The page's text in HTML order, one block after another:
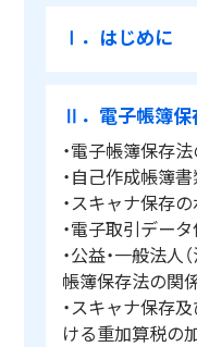
Ⅰ．はじめに
Ⅱ．電子帳簿
・電子帳簿保存
・自己作成帳簿
・スキャナ保存
・電子取引デー
・公益・一般法人
帳簿保存法の関
・スキャナ保存
ける重加算税の